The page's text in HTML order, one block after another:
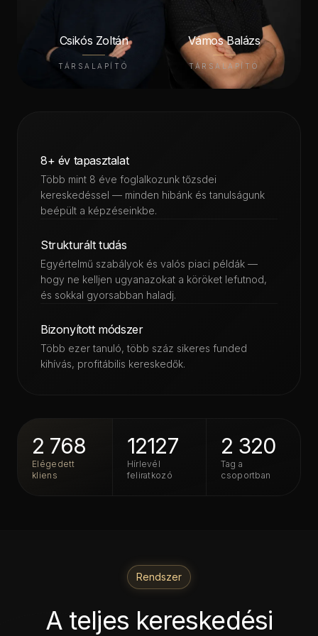
Csikós Zoltán
TÁRSALAPÍTÓ
Vámos Balázs
TÁRSALAPÍTÓ
8+ év tapasztalat
Több mint 8 éve foglalkozunk tőzsdei
kereskedéssel — minden hibánk és tanulságunk
beépült a képzéseinkbe.
Strukturált tudás
Egyértelmű szabályok és valós piaci példák —
hogy ne kelljen ugyanazokat a köröket lefutnod,
és sokkal gyorsabban haladj.
Bizonyított módszer
Több ezer tanuló, több száz sikeres funded
kihívás, profitábilis kereskedők.
2 768
Elégedett
kliens
12127
Hírlevél
feliratkozó
2 320
Tag a
csoportban
Rendszer
A teljes kereskedési